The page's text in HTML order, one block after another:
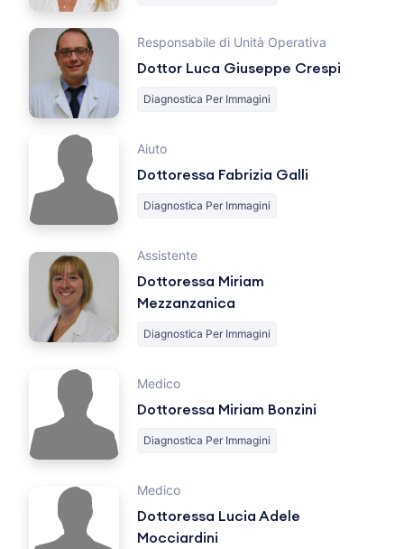
Responsabile di Unità Operativa
Dottor Luca Giuseppe Crespi
Diagnostica Per Immagini
Aiuto
Dottoressa Fabrizia Galli
Diagnostica Per Immagini
Assistente
Dottoressa Miriam
Mezzanzanica
Diagnostica Per Immagini
Medico
Dottoressa Miriam Bonzini
Diagnostica Per Immagini
Medico
Dottoressa Lucia Adele
Mocciardini